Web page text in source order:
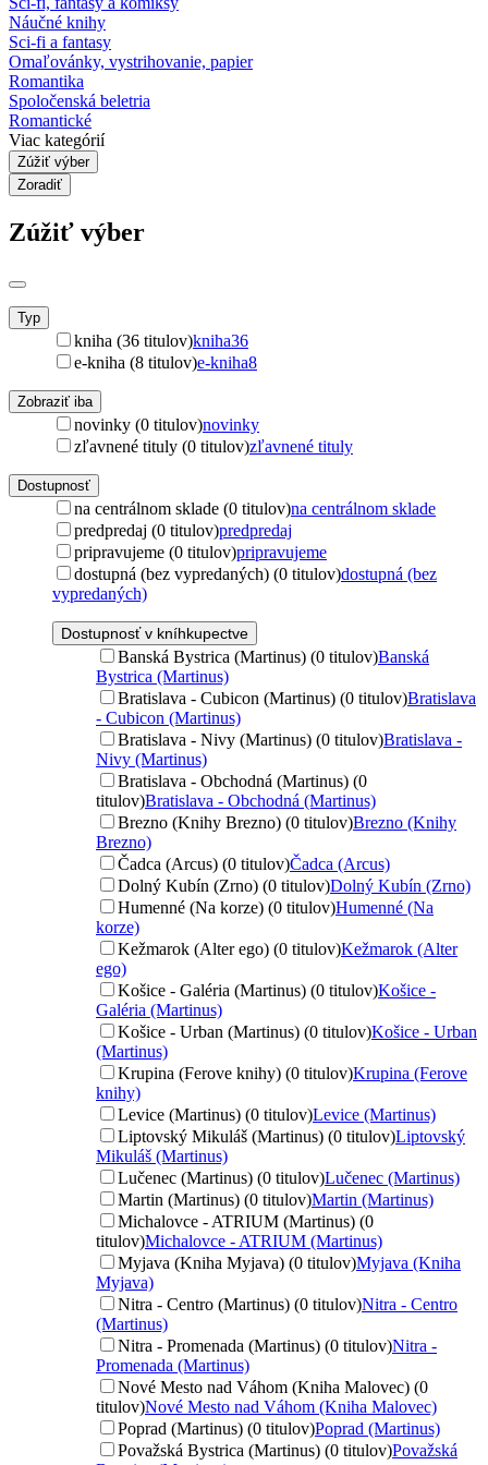
Náučné knihy
Sci-fi a fantasy
Omaľovánky, vystrihovanie, papier
Romantika
Spoločenská beletria
Romantické
Viac kategórií
Zúžiť výber
Zoradiť
Zúžiť výber
Typ
kniha (36 titulov)kniha36
e-kniha (8 titulov)e-kniha8
Zobraziť iba
novinky (0 titulov)novinky
zľavnené tituly (0 titulov)zľavnené tituly
Dostupnosť
na centrálnom sklade (0 titulov)na centrálnom sklade
predpredaj (0 titulov)predpredaj
pripravujeme (0 titulov)pripravujeme
dostupná (bez vypredaných) (0 titulov)dostupná (bez
vypredaných)
Dostupnosť v kníhkupectve
Banská Bystrica (Martinus) (0 titulov)Banská
Bystrica (Martinus)
Bratislava - Cubicon (Martinus) (0 titulov)Bratislava
- Cubicon (Martinus)
Bratislava - Nivy (Martinus) (0 titulov)Bratislava -
Nivy (Martinus)
Bratislava - Obchodná (Martinus) (0
titulov)Bratislava - Obchodná (Martinus)
Brezno (Knihy Brezno) (0 titulov)Brezno (Knihy
Brezno)
Čadca (Arcus) (0 titulov)Čadca (Arcus)
Dolný Kubín (Zrno) (0 titulov)Dolný Kubín (Zrno)
Humenné (Na korze) (0 titulov)Humenné (Na
korze)
Kežmarok (Alter ego) (0 titulov)Kežmarok (Alter
ego)
Košice - Galéria (Martinus) (0 titulov)Košice -
Galéria (Martinus)
Košice - Urban (Martinus) (0 titulov)Košice - Urban
(Martinus)
Krupina (Ferove knihy) (0 titulov)Krupina (Ferove
knihy)
Levice (Martinus) (0 titulov)Levice (Martinus)
Liptovský Mikuláš (Martinus) (0 titulov)Liptovský
Mikuláš (Martinus)
Lučenec (Martinus) (0 titulov)Lučenec (Martinus)
Martin (Martinus) (0 titulov)Martin (Martinus)
Michalovce - ATRIUM (Martinus) (0
titulov)Michalovce - ATRIUM (Martinus)
Myjava (Kniha Myjava) (0 titulov)Myjava (Kniha
Myjava)
Nitra - Centro (Martinus) (0 titulov)Nitra - Centro
(Martinus)
Nitra - Promenada (Martinus) (0 titulov)Nitra -
Promenada (Martinus)
Nové Mesto nad Váhom (Kniha Malovec) (0
titulov)Nové Mesto nad Váhom (Kniha Malovec)
Poprad (Martinus) (0 titulov)Poprad (Martinus)
Považská Bystrica (Martinus) (0 titulov)Považská